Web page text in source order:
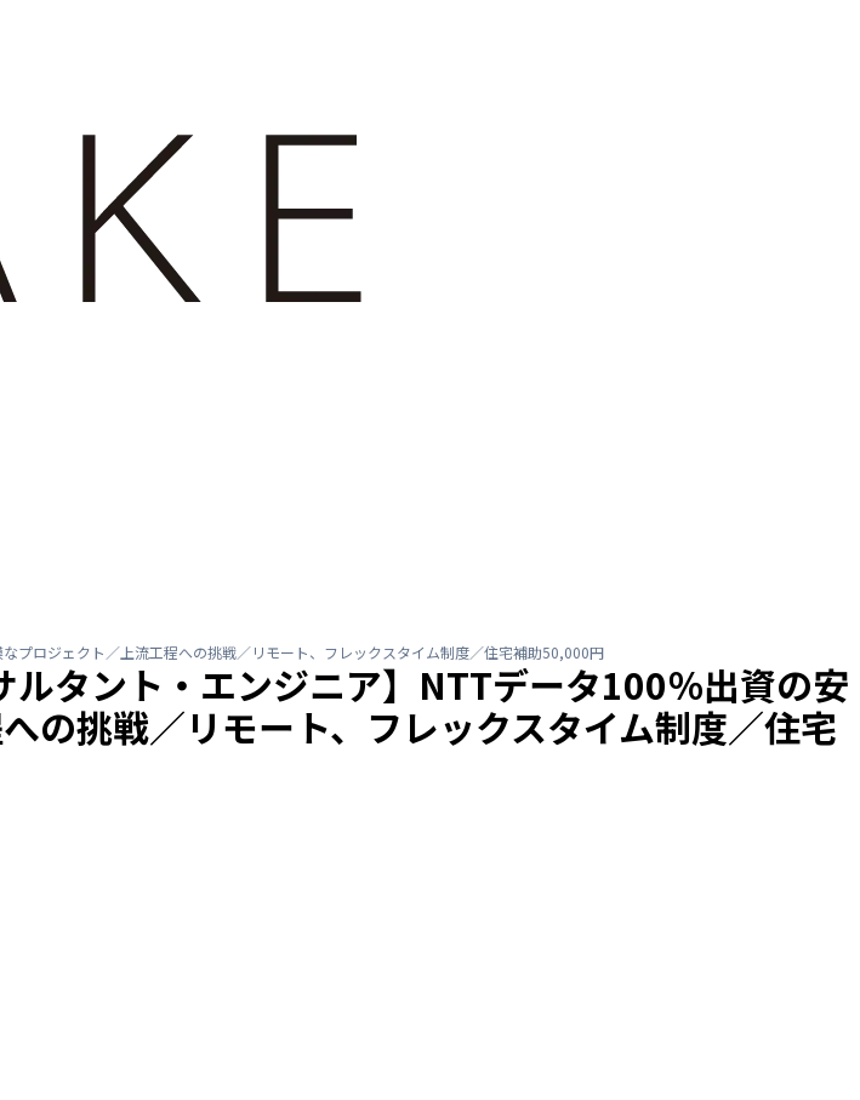
プロジェクト／上流工程への挑戦／リモート、フレックスタイム制度／住宅補助50,000円
ルタント・エンジニア】NTTデータ100％出資の安
の挑戦／リモート、フレックスタイム制度／住宅